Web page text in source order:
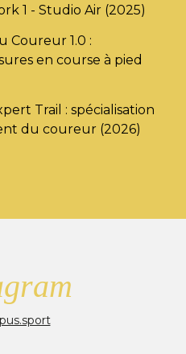
1 - Studio Air (2025)
Coureur 1.0 :
en course à pied
Trail : spécialisation
du coureur (2026)